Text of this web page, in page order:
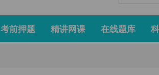
考前押题 精讲网课 在线题库